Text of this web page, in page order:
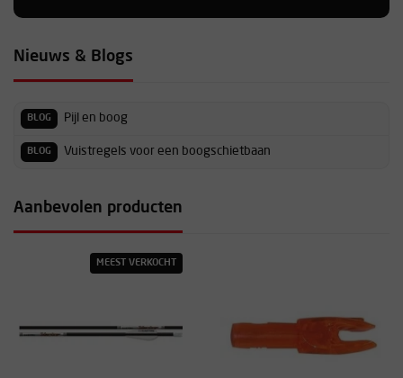
Nieuws & Blogs
BLOG Pijl en boog
BLOG Vuistregels voor een boogschietbaan
Aanbevolen producten
MEEST VERKOCHT